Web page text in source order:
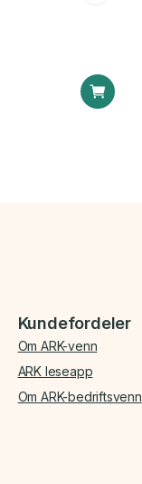
Kundefordeler
Om ARK-venn
ARK leseapp
Om ARK-bedriftsvenn